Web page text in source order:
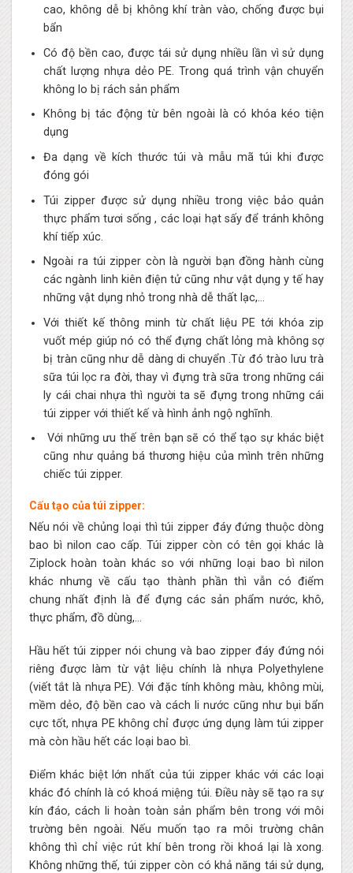
cao, không dễ bị không khí tràn vào, chống được bụi
bẩn
Có độ bền cao, được tái sử dụng nhiều lần vì sử dụng
chất lượng nhựa dẻo PE. Trong quá trình vận chuyển
không lo bị rách sản phẩm
Không bị tác động từ bên ngoài là có khóa kéo tiện
dụng
Đa dạng về kích thước túi và mẫu mã túi khi được
đóng gói
Túi zipper được sử dụng nhiều trong việc bảo quản
thực phẩm tươi sống , các loại hạt sấy để tránh không
khí tiếp xúc.
Ngoài ra túi zipper còn là người bạn đồng hành cùng
các ngành linh kiên điện tử cũng như vật dụng y tế hay
những vật dụng nhỏ trong nhà dễ thất lạc,…
Với thiết kế thông minh từ chất liệu PE tới khóa zip
vuốt mép giúp nó có thể đựng chất lỏng mà không sợ
bị tràn cũng như dễ dàng di chuyển .Từ đó trào lưu trà
sữa túi lọc ra đời, thay vì đựng trà sữa trong những cái
ly cái chai nhựa thì người ta sẽ đựng trong những cái
túi zipper với thiết kế và hình ảnh ngộ nghĩnh.
Với những ưu thế trên bạn sẽ có thể tạo sự khác biệt
cũng như quảng bá thương hiệu của mình trên những
chiếc túi zipper.
Cấu tạo của túi zipper:
Nếu nói về chủng loại thì túi zipper đáy đứng thuộc dòng
bao bì nilon cao cấp. Túi zipper còn có tên gọi khác là
Ziplock hoàn toàn khác so với những loại bao bì nilon
khác nhưng về cấu tạo thành phần thì vẫn có điểm
chung nhất định là để đựng các sản phẩm nước, khô,
thực phẩm, đồ dùng,…
Hầu hết túi zipper nói chung và bao zipper đáy đứng nói
riêng được làm từ vật liệu chính là nhựa Polyethylene
(viết tắt là nhựa PE). Với đặc tính không màu, không mùi,
mềm dẻo, độ bền cao và cách li nước cũng như bụi bẩn
cực tốt, nhựa PE không chỉ được ứng dụng làm túi zipper
mà còn hầu hết các loại bao bì.
Điểm khác biệt lớn nhất của túi zipper khác với các loại
khác đó chính là có khoá miệng túi. Điều này sẽ tạo ra sự
kín đáo, cách li hoàn toàn sản phẩm bên trong với môi
trường bên ngoài. Nếu muốn tạo ra môi trường chân
không thì chỉ việc rút khí bên trong rồi khoá lại là xong.
Không những thế, túi zipper còn có khả năng tái sử dụng,